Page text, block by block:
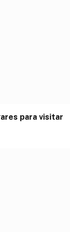
para visitar